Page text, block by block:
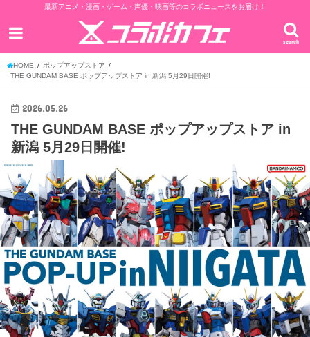
最新アニメ・漫画・ゲーム・声優・映画等のコラボニュースをお届け！
search
HOME
ポップアップストア
THE GUNDAM BASE ポップアップストア in 新潟 5月29日開催!
2026.05.26
THE GUNDAM BASE ポップアップストア in
新潟 5月29日開催!